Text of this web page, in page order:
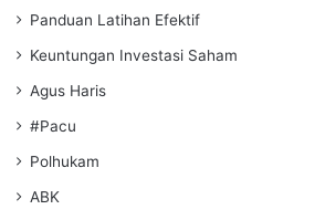
Panduan Latihan Efektif
Keuntungan Investasi Saham
Agus Haris
#Pacu
Polhukam
ABK